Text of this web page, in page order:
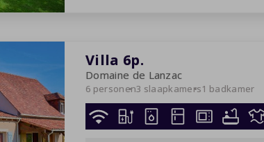
Villa 6p.
Domaine de Lanzac
6 personen3 slaapkamers1 badkamer